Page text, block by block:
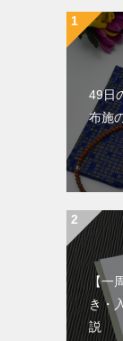
49日
布施
【一
き・
説